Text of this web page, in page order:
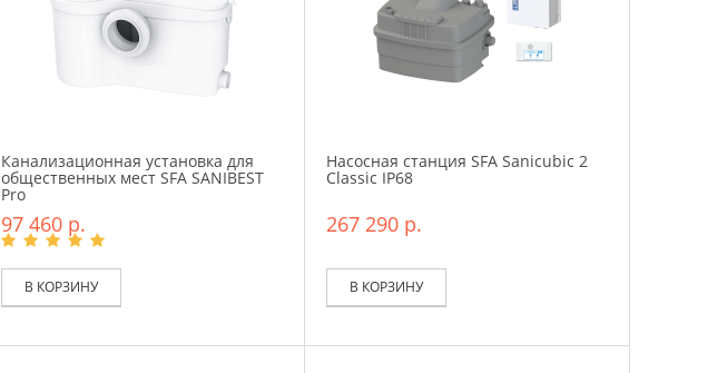
Канализационная установка для
общественных мест SFA SANIBEST
Pro
97 460 р.
В КОРЗИНУ
Насосная станция SFA Sanicubic 2
Classic IP68
267 290 р.
В КОРЗИНУ